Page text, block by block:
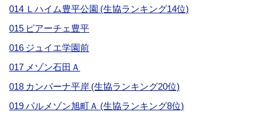
014 Ｌハイム豊平公園 (生協ランキング14位)
015 ピアーチェ豊平
016 ジュイエ学園前
017 メゾン石田Ａ
018 カンパーナ平岸 (生協ランキング20位)
019 パルメゾン旭町Ａ (生協ランキング8位)